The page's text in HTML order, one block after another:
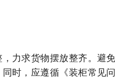
力求货物摆放整齐。避
时，应遵循《装柜常见